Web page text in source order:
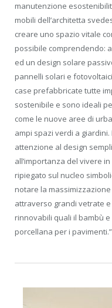
manutenzione
mobili dell’architetta
creare uno spazio vitale
possibile comprendendo:
ed un design solare
pannelli solari e
case prefabbricate tutte
sostenibile e sono ideali
come le nuove aree di
ampi spazi verdi a
attenzione al design
all’importanza del vivere
ripiegato sul nucleo
notare la
attraverso grandi vetrate e
rinnovabili quali il bambù
porcellana per i pavimenti.”